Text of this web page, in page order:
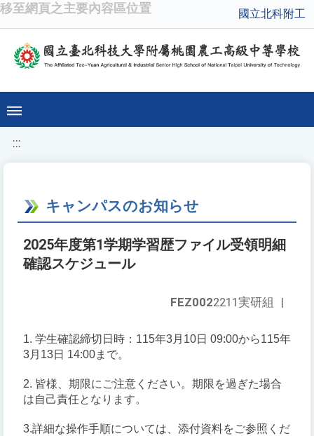
移至網頁之主要內容區位置 國立北科附工
:::
キャンパスのお知らせ
2025年度第1学期学習歴ファイル受領明細
確認スケジュール
FEZ0022211実研組 |
1. 学生確認締切日時：115年3月10日 09:00から115年
3月13日 14:00まで。
2. 皆様 、期限にご注意ください。期限を過ぎた場合
は自己責任となります。
3.詳細な操作手順については、添付資料をご参照くだ